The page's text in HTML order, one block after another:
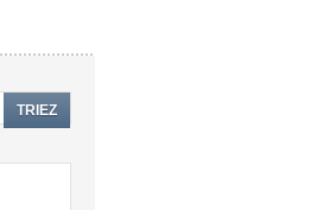
TRIEZ